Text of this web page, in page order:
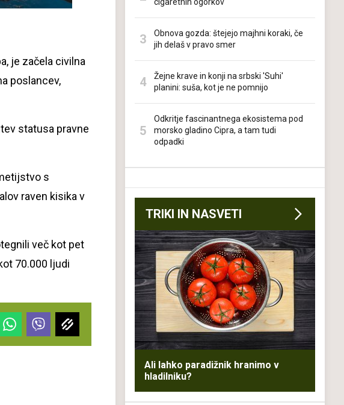
je začela civilna
poslancev,
statusa pravne
s
raven kisika v
več kot pet
70.000 ljudi
Obnova gozda: štejejo majhni koraki, če
jih delaš v pravo smer
Žejne krave in konji na srbski 'Suhi'
planini: suša, kot je ne pomnijo
Odkritje fascinantnega ekosistema pod
morsko gladino Cipra, a tam tudi
odpadki
TRIKI IN NASVETI
Ali lahko paradižnik hranimo v
hladilniku?